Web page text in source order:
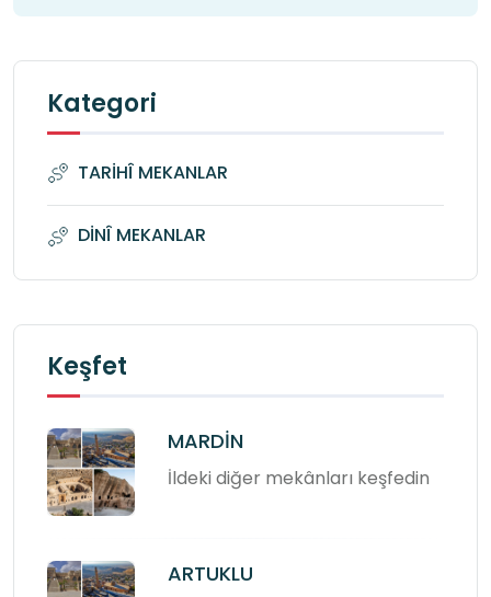
Kategori
TARİHÎ MEKANLAR
DİNÎ MEKANLAR
Keşfet
MARDİN
İldeki diğer mekânları keşfedin
ARTUKLU